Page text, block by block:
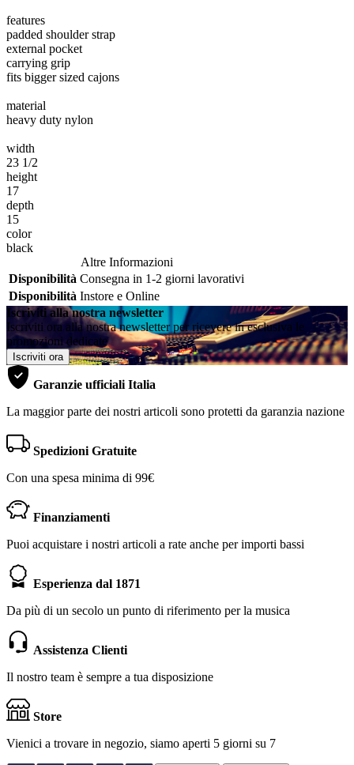
features
padded shoulder strap
external pocket
carrying grip
fits bigger sized cajons
material
heavy duty nylon
width
23 1/2
height
17
depth
15
color
black
Altre Informazioni
Disponibilità Consegna in 1-2 giorni lavorativi
Disponibilità Instore e Online
Iscriviti alla nostra newsletter
Iscriviti ora alla nostra newsletter per ricevere in esclusiva le
promozioni dedicate
Iscriviti ora
Garanzie ufficiali Italia
La maggior parte dei nostri articoli sono protetti da garanzia nazione
Spedizioni Gratuite
Con una spesa minima di 99€
Finanziamenti
Puoi acquistare i nostri articoli a rate anche per importi bassi
Esperienza dal 1871
Da più di un secolo un punto di riferimento per la musica
Assistenza Clienti
Il nostro team è sempre a tua disposizione
Store
Vienici a trovare in negozio, siamo aperti 5 giorni su 7